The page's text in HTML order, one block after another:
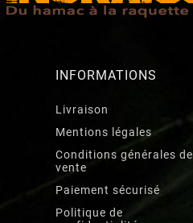
INFORMATIONS
Livraison
Mentions légales
Conditions générales de
vente
Paiement sécurisé
Politique de